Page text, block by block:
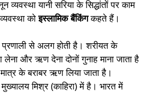
व्यवस्था यानी सरिया के सिद्धांतों पर काम
कोइस्लामिक बैंकिंगकहते हैं।
प्रणाली से अलग होती है। शरीयत के
और ऋण देना दोनों गुनाह माना जाता है
के बराबर ऋण लिया जाता है।
मिश्र (काहिरा) में है। भारत में